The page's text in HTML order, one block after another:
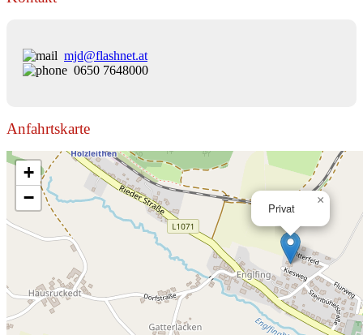
mjd@flashnet.at
0650 7648000
Anfahrtskarte
Privat
×
+
−